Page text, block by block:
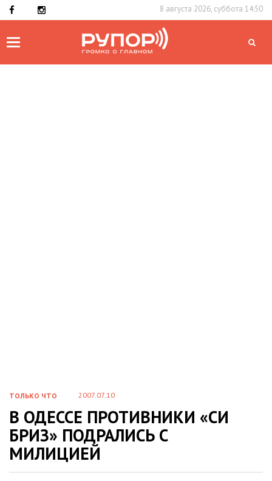
8 августа 2026, суббота 14:50
Toggle
ТОЛЬКО ЧТО 2007.07.10
В ОДЕССЕ ПРОТИВНИКИ «СИ
БРИЗ» ПОДРАЛИСЬ С
МИЛИЦИЕЙ